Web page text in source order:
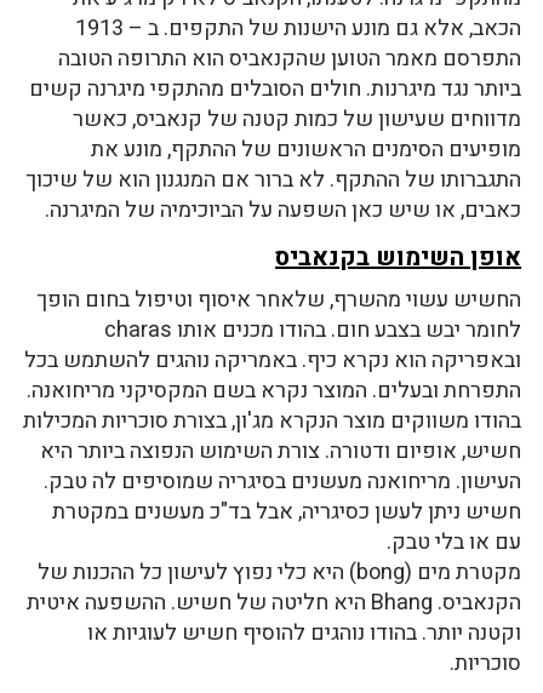
הכאב, אלא גם מונע הישנות של התקפים. ב – 1913
התפרסם מאמר הטוען שהקנאביס הוא התרופה הטובה
ביותר נגד מיגרנות. חולים הסובלים מהתקפי מיגרנה קשים
מדווחים שעישון של כמות קטנה של קנאביס, כאשר
מופיעים הסימנים הראשונים של ההתקף, מונע את
התגברותו של ההתקף. לא ברור אם המנגנון הוא של שיכוך
כאבים, או שיש כאן השפעה על הביוכימיה של המיגרנה.
אופן השימוש בקנאביס
החשיש עשוי מהשרף, שלאחר איסוף וטיפול בחום הופך
לחומר יבש בצבע חום. בהודו מכנים אותו charas
ובאפריקה הוא נקרא כיף. באמריקה נוהגים להשתמש בכל
התפרחת ובעלים. המוצר נקרא בשם המקסיקני מריחואנה.
בהודו משווקים מוצר הנקרא מג'ון, בצורת סוכריות המכילות
חשיש, אופיום ודטורה. צורת השימוש הנפוצה ביותר היא
העישון. מריחואנה מעשנים בסיגריה שמוסיפים לה טבק.
חשיש ניתן לעשן כסיגריה, אבל בד"כ מעשנים במקטרת
עם או בלי טבק.
מקטרת מים (bong) היא כלי נפוץ לעישון כל ההכנות של
הקנאביס. Bhang היא חליטה של חשיש. ההשפעה איטית
וקטנה יותר. בהודו נוהגים להוסיף חשיש לעוגיות או
סוכריות.